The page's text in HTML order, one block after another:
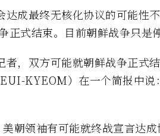
成最终无核化协议的可能性
正式结束。目前朝鲜战争只是
，双方可能就朝鲜战争正式
KYEOM）在一个简报中
朝领袖有可能就终战宣言达